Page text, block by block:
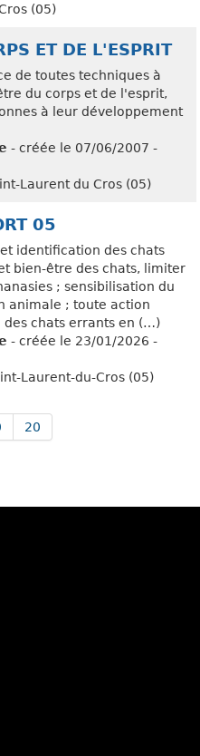
(05)
ET DE L'ESPRIT
de toutes techniques à
du corps et de l'esprit,
à leur développement
- créée le 07/06/2007 -
Laurent du Cros (05)
05
identification des chats
bien-être des chats, limiter
; sensibilisation du
animale ; toute action
chats errants en (…)
- créée le 23/01/2026 -
Laurent-du-Cros (05)
20